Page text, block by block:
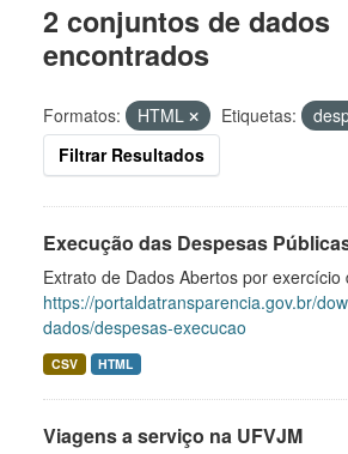
2 conjuntos de dados
encontrados
Formatos: HTML Etiquetas:
Filtrar Resultados
Execução das Despesas
Extrato de Dados Abertos por exercício
https://portaldatransparencia.gov.br/
dados/despesas-execucao
CSV HTML
Viagens a serviço na UFVJM